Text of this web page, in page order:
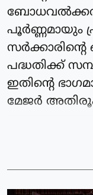
പൂർണ്ണമായും
പദ്ധതിക്ക്
ഇതിൻ്റെ
മേജർ